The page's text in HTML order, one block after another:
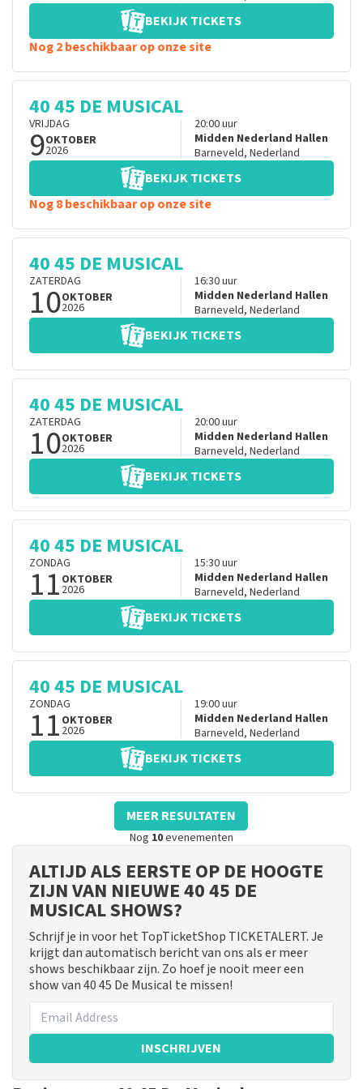
BEKIJK TICKETS
Nog 2 beschikbaar op onze site
40 45 DE MUSICAL
VRIJDAG
9OKTOBER
2026
20:00uur
Midden Nederland Hallen
Barneveld, Nederland
BEKIJK TICKETS
Nog 8 beschikbaar op onze site
40 45 DE MUSICAL
ZATERDAG
10OKTOBER
2026
16:30uur
Midden Nederland Hallen
Barneveld, Nederland
BEKIJK TICKETS
40 45 DE MUSICAL
ZATERDAG
10OKTOBER
2026
20:00uur
Midden Nederland Hallen
Barneveld, Nederland
BEKIJK TICKETS
40 45 DE MUSICAL
ZONDAG
11 OKTOBER
2026
15:30uur
Midden Nederland Hallen
Barneveld, Nederland
BEKIJK TICKETS
40 45 DE MUSICAL
ZONDAG
11 OKTOBER
2026
19:00uur
Midden Nederland Hallen
Barneveld, Nederland
BEKIJK TICKETS
MEER RESULTATEN
Nog 10evenementen
ALTIJD ALS EERSTE OP DE HOOGTE
ZIJN VAN NIEUWE 40 45 DE
MUSICAL SHOWS?
Schrijf je in voor het TopTicketShop TICKETALERT. Je
krijgt dan automatisch bericht van ons als er meer
shows beschikbaar zijn. Zo hoef je nooit meer een
show van 40 45 De Musical te missen!
INSCHRIJVEN